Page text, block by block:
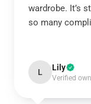
wardrobe. It’s
so many
L Lily
Verified